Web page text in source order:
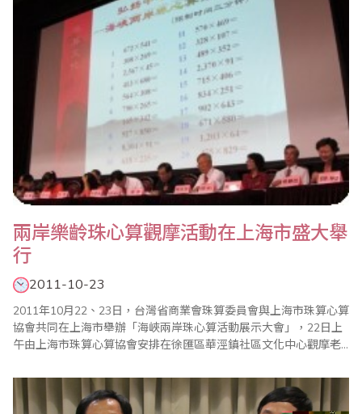
兩岸樂齡珠心算觀摩活動在上海市盛大舉
行
2011-10-23
2011年10月22、23日，台灣省商業會珠算委員會與上海市珠算心算
協會共同在上海市舉辦「海峽兩岸珠心算活動展示大會」，22日上
午由上海市珠算心算協會安排在徐匯區華涇鎮社區文化中心觀摩老
率四位67歲以上的長青選手在上海科學會堂進行心算表演，葉副理
事長並發表「『珠心算』-兒童的未來老人的將來」演說。兩天的活